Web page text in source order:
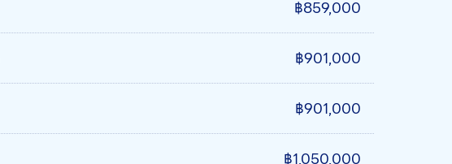
฿859,000
฿901,000
฿901,000
฿1,050,000